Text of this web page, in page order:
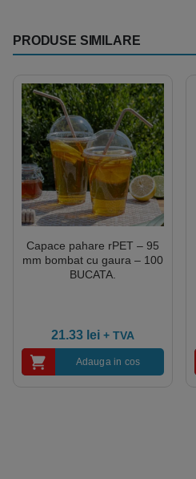
PRODUSE SIMILARE
Capace pahare rPET – 95
mm bombat cu gaura – 100
BUCATA.
21.33 lei + TVA
Adauga in cos